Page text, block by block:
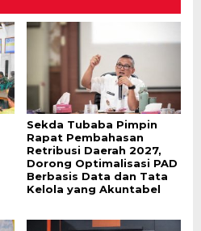
Sekda Tubaba Pimpin
Rapat Pembahasan
Retribusi Daerah 2027,
Dorong Optimalisasi PAD
Berbasis Data dan Tata
Kelola yang Akuntabel